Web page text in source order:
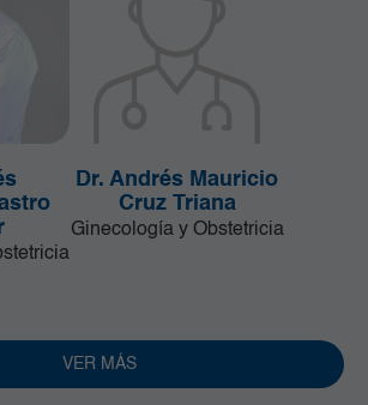
Dr. Andrés Mauricio
Cruz Triana
Ginecología y Obstetricia
VER MÁS